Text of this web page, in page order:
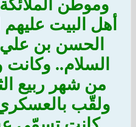
وموطن
أهل البيت عليهم
الحسن بن
السلام.. وكانت
ولقّب